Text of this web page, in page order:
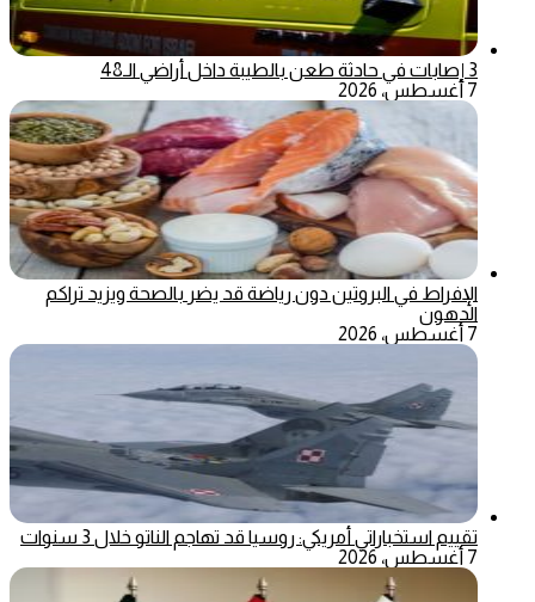
3 إصابات في حادثة طعن بالطيبة داخل أراضي الـ48
7 أغسطس، 2026
الإفراط في البروتين دون رياضة قد يضر بالصحة ويزيد تراكم
الدهون
7 أغسطس، 2026
تقييم استخباراتي أمريكي: روسيا قد تهاجم الناتو خلال 3 سنوات
7 أغسطس، 2026